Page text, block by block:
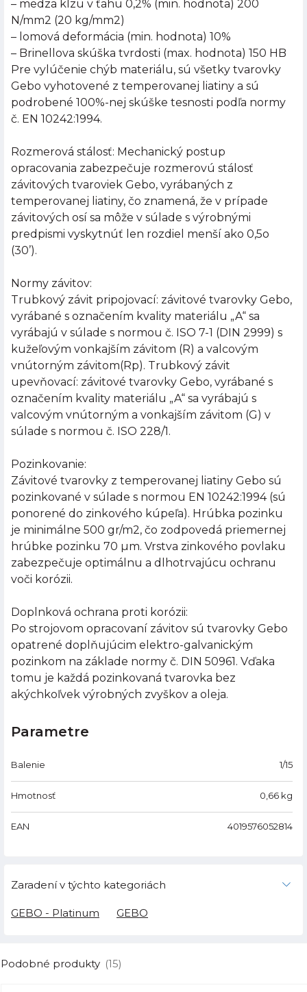
– medza klzu v ťahu 0,2% (min. hodnota) 200
N/mm2 (20 kg/mm2)
– lomová deformácia (min. hodnota) 10%
– Brinellova skúška tvrdosti (max. hodnota) 150 HB
Pre vylúčenie chýb materiálu, sú všetky tvarovky
Gebo vyhotovené z temperovanej liatiny a sú
podrobené 100%-nej skúške tesnosti podľa normy
č. EN 10242:1994.
Rozmerová stálosť: Mechanický postup
opracovania zabezpečuje rozmerovú stálosť
závitových tvaroviek Gebo, vyrábaných z
temperovanej liatiny, čo znamená, že v prípade
závitových osí sa môže v súlade s výrobnými
predpismi vyskytnúť len rozdiel menší ako 0,5o
(30’).
Normy závitov:
Trubkový závit pripojovací: závitové tvarovky Gebo,
vyrábané s označením kvality materiálu „A“ sa
vyrábajú v súlade s normou č. ISO 7-1 (DIN 2999) s
kužeľovým vonkajším závitom (R) a valcovým
vnútorným závitom(Rp). Trubkový závit
upevňovací: závitové tvarovky Gebo, vyrábané s
označením kvality materiálu „A“ sa vyrábajú s
valcovým vnútorným a vonkajším závitom (G) v
súlade s normou č. ISO 228/1.
Pozinkovanie:
Závitové tvarovky z temperovanej liatiny Gebo sú
pozinkované v súlade s normou EN 10242:1994 (sú
ponorené do zinkového kúpeľa). Hrúbka pozinku
je minimálne 500 gr/m2, čo zodpovedá priemernej
hrúbke pozinku 70 µm. Vrstva zinkového povlaku
zabezpečuje optimálnu a dlhotrvajúcu ochranu
voči korózii.
Doplnková ochrana proti korózii:
Po strojovom opracovaní závitov sú tvarovky Gebo
opatrené doplňujúcim elektro-galvanickým
pozinkom na základe normy č. DIN 50961. Vďaka
tomu je každá pozinkovaná tvarovka bez
akýchkoľvek výrobných zvyškov a oleja.
Parametre
Balenie 1/15
Hmotnosť 0,66 kg
EAN 4019576052814
Zaradení v týchto kategoriách
GEBO - Platinum GEBO
Podobné produkty (15)